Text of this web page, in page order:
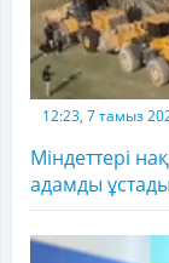
12:23, 7 тамыз
Міндеттері
адамды ұстады